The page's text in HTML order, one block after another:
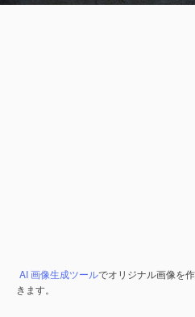
AI 画像生成ツールでオリジナル画像を作
きます。